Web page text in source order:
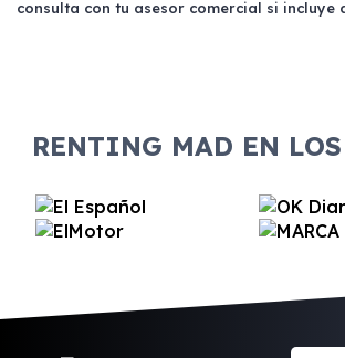
morosidad para optar al servicio.
consulta con tu asesor comercial si incluye
RENTING MAD EN